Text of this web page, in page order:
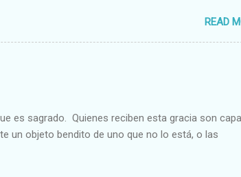
Bueno-malo Bondadoso-malvado Justo-Injusto
Bello-Feo Gracioso-Tosco Elegante-
Pr...
READ
es sagrado. Quienes reciben esta gracia son
un objeto bendito de uno que no lo está, o las